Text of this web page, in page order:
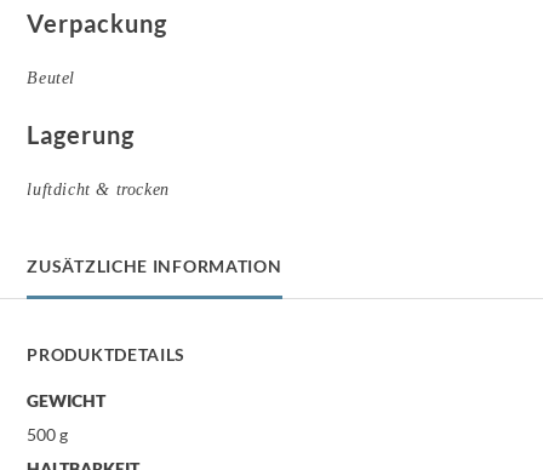
Verpackung
Beutel
Lagerung
luftdicht & trocken
ZUSÄTZLICHE INFORMATION
PRODUKTDETAILS
GEWICHT
500 g